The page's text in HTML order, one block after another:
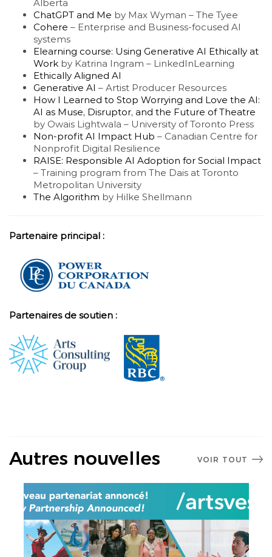
Alberta
ChatGPT and Me by Max Wyman – The Tyee
Cohere – Enterprise and Business-focused AI
systems
Elearning course: Using Generative AI Ethically at
Work by Katrina Ingram – LinkedInLearning
Ethically Aligned AI
Generative AI – Artist Producer Resources
How I Learned to Stop Worrying and Love the AI:
AI as Muse, Disruptor, and the Future of Theatre
by Owais Lightwala – University of Toronto Press
Non-profit AI Impact Hub – Canadian Centre for
Nonprofit Digital Resilience
RAISE: Responsible AI Adoption for Social Impact
– Training program from The Dais at Toronto
Metropolitan University
The Algorithm by Hilke Shellmann
Partenaire principal :
Partenaires de soutien :
Autres nouvelles VOIR TOUT